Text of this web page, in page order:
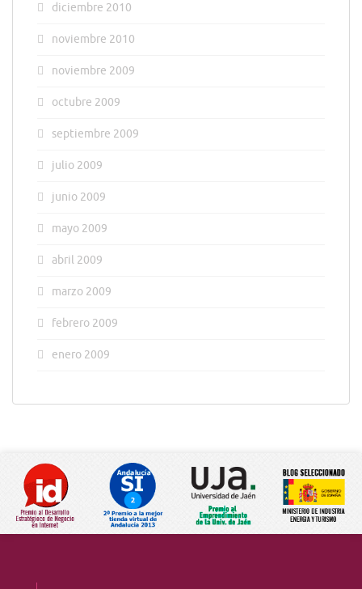
diciembre 2010
noviembre 2010
noviembre 2009
octubre 2009
septiembre 2009
julio 2009
junio 2009
mayo 2009
abril 2009
marzo 2009
febrero 2009
enero 2009